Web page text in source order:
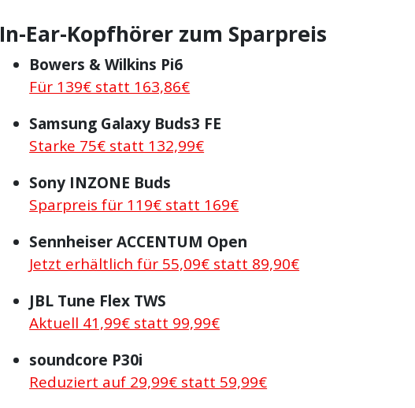
In-Ear-Kopfhörer zum Sparpreis
Bowers & Wilkins Pi6
Für 139€ statt 163,86€
Samsung Galaxy Buds3 FE
Starke 75€ statt 132,99€
Sony INZONE Buds
Sparpreis für 119€ statt 169€
Sennheiser ACCENTUM Open
Jetzt erhältlich für 55,09€ statt 89,90€
JBL Tune Flex TWS
Aktuell 41,99€ statt 99,99€
soundcore P30i
Reduziert auf 29,99€ statt 59,99€